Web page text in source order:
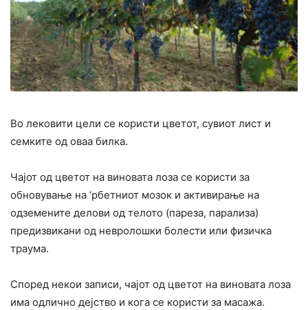
Во лековити цели се користи цветот, сувиот лист и
семките од оваа билка.
Чајот од цветот на виновата лоза се користи за
обновување на ‘рбетниот мозок и активирање на
одземените делови од телото (пареза, парализа)
предизвикани од невролошки болести или физичка
траума.
Според некои записи, чајот од цветот на виновата лоза
има одлично дејство и кога се користи за масажа.